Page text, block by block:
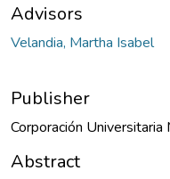
Advisors
Velandia, Martha Isabel
Publisher
Corporación
Abstract